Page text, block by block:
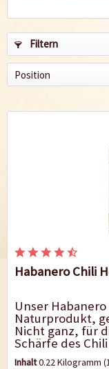
Filtern
Habanero Chili
Unser
Naturprodukt,
Nicht ganz, für
Schärfe des
Habanero Chilis.
Inhalt0.22 Kilogramm